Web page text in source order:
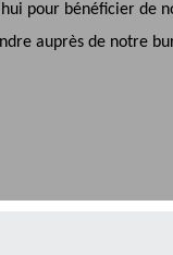
pour bénéficier de
auprès de notre